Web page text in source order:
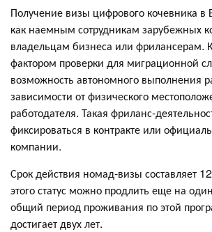
Получение визы цифрового кочевника в
как наемным сотрудникам зарубежных
владельцам бизнеса или фрилансерам.
фактором проверки для миграционной
возможность автономного выполнения
зависимости от физического
работодателя. Такая фриланс-
фиксироваться в контракте или
компании.
Срок действия номад-визы составляет
этого статус можно продлить еще на
общий период проживания по этой
достигает двух лет.